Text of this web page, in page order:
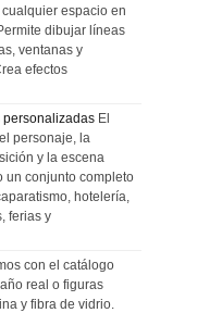
espacio en
dibujar líneas
ventanas y
efectos
personalizadas El
personaje, la
y la escena
un conjunto completo
hotelería,
ferias y
con el catálogo
real o figuras
y fibra de vidrio.